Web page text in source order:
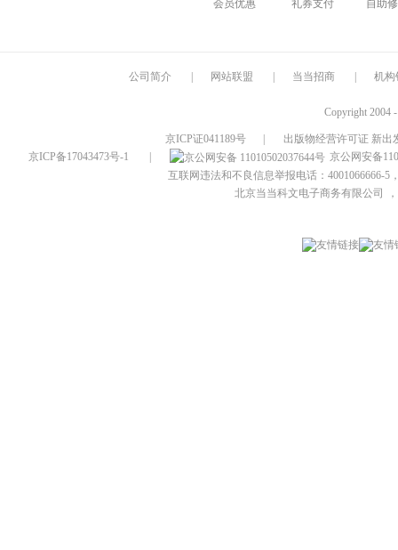
会员优惠
礼券支付
自助
公司简介 网站联盟 当当招商 机构
Copyright 2004
京ICP证041189号
出版物经营许可证 新出
京ICP备17043473号-1
京公网安备
互联网违法和不良信息举报电话：4001066666-5
北京当当科文电子商务有限公司